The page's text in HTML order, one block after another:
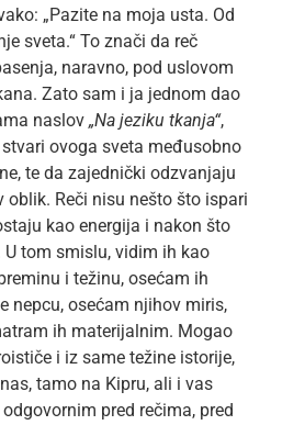
„Pazite na moja usta. Od
sveta.“ To znači da reč
naravno, pod uslovom
Zato sam i ja jednom dao
naslov „Na jeziku tkanja“,
ovoga sveta međusobno
te da zajednički odzvanjaju
Reči nisu nešto što ispari
kao energija i nakon što
U tom smislu, vidim ih kao
i težinu, osećam ih
nepcu, osećam njihov miris,
ih materijalnim. Mogao
i iz same težine istorije,
tamo na Kipru, ali i vas
pred rečima, pred